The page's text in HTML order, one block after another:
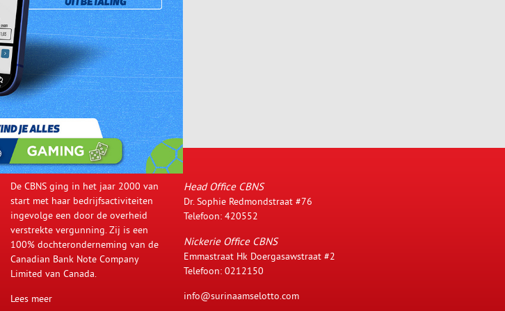
De CBNS ging in het jaar 2000 van
start met haar bedrijfsactiviteiten
ingevolge een door de overheid
verstrekte vergunning. Zij is een
100% dochteronderneming van de
Canadian Bank Note Company
Limited van Canada.
Lees meer
Head Office CBNS
Dr. Sophie Redmondstraat #76
Telefoon: 420552
Nickerie Office CBNS
Emmastraat Hk Doergasawstraat #2
Telefoon: 0212150
info@surinaamselotto.com